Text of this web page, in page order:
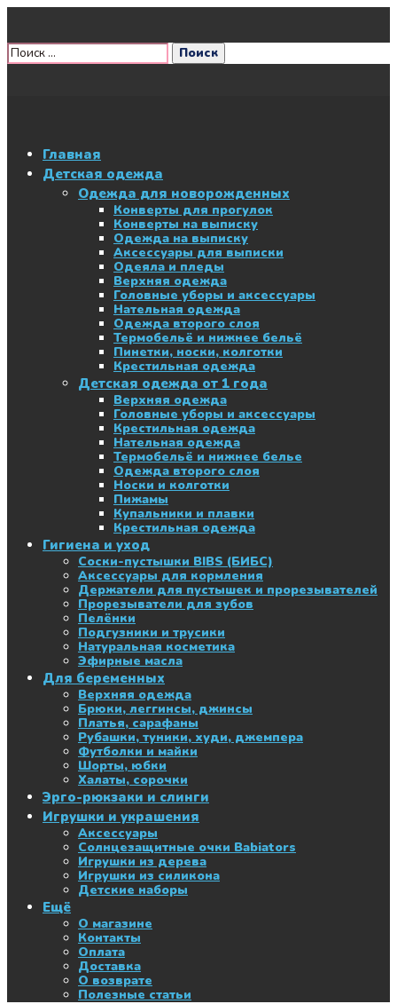
Главная
Детская одежда
Одежда для новорожденных
Конверты для прогулок
Конверты на выписку
Одежда на выписку
Аксессуары для выписки
Одеяла и пледы
Верхняя одежда
Головные уборы и аксессуары
Нательная одежда
Одежда второго слоя
Термобельё и нижнее бельё
Пинетки, носки, колготки
Крестильная одежда
Детская одежда от 1 года
Верхняя одежда
Головные уборы и аксессуары
Крестильная одежда
Нательная одежда
Термобельё и нижнее белье
Одежда второго слоя
Носки и колготки
Пижамы
Купальники и плавки
Крестильная одежда
Гигиена и уход
Соски-пустышки BIBS (БИБС)
Аксессуары для кормления
Держатели для пустышек и прорезывателей
Прорезыватели для зубов
Пелёнки
Подгузники и трусики
Натуральная косметика
Эфирные масла
Для беременных
Верхняя одежда
Брюки, леггинсы, джинсы
Платья, сарафаны
Рубашки, туники, худи, джемпера
Футболки и майки
Шорты, юбки
Халаты, сорочки
Эрго-рюкзаки и слинги
Игрушки и украшения
Аксессуары
Солнцезащитные очки Babiators
Игрушки из дерева
Игрушки из силикона
Детские наборы
Ещё
О магазине
Контакты
Оплата
Доставка
О возврате
Полезные статьи